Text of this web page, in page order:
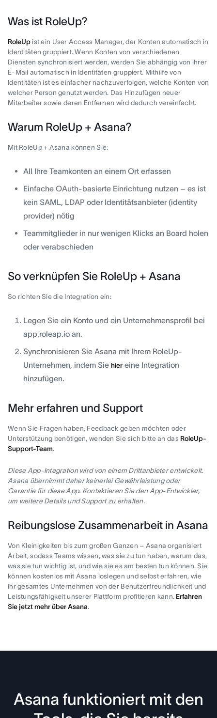
Was ist RoleUp?
RoleUp ist ein User Access Manager, der Konten automatisch in
Identitäten gruppiert. Wenn Konten von verschiedenen
Diensten synchronisiert werden, werden Sie abhängig von ihrer
E-Mail automatisch in Identitäten gruppiert. Mithilfe von
Identitäten ist es einfacher nachzuverfolgen, welche Konten von
welcher Person genutzt werden. Das Hinzufügen neuer
Mitarbeiter sowie deren Entfernen wird dadurch vereinfacht.
Warum RoleUp + Asana?
Mit RoleUp + Asana können Sie:
All Ihre Teamkonten an einem Ort erfassen
Einfache OAuth-basierte Einrichtung nutzen – es ist
kein SAML, LDAP oder Identitätsanbieter (identity
provider) nötig
Teammitglieder in nur wenigen Klicks an Board holen
oder verabschieden
So verknüpfen Sie RoleUp + Asana
So richten Sie die Integration ein:
Legen Sie ein Konto und ein Unternehmensprofil bei
app.roleap.io an.
Synchronisieren Sie Asana mit Ihrem RoleUp-
Unternehmen, indem Sie hier eine Integration
hinzufügen.
Mehr erfahren und Support
Wenn Sie Fragen haben, Feedback geben möchten oder
Unterstützung benötigen, wenden Sie sich bitte an das RoleUp-
Support-Team.
Diese App-Integration wird von einem Drittanbieter entwickelt.
Asana übernimmt daher keinerlei Gewährleistung oder
Garantie für diese App. Kontaktieren Sie den App-Entwickler,
um weitere Details und Support zu erhalten.
Reibungslose Zusammenarbeit in Asana
Von Kleinigkeiten bis zum großen Ganzen – Asana organisiert
Arbeit, sodass Teams wissen, was sie zu tun haben, warum das,
was sie tun wichtig ist, und wie sie es am besten tun können. Sie
können kostenlos mit Asana loslegen und selbst erfahren, wie
Ihr gesamtes Unternehmen von der Benutzerfreundlichkeit und
Leistungsfähigkeit unserer Plattform profitieren kann. Erfahren
Sie jetzt mehr über Asana.
Asana funktioniert mit den